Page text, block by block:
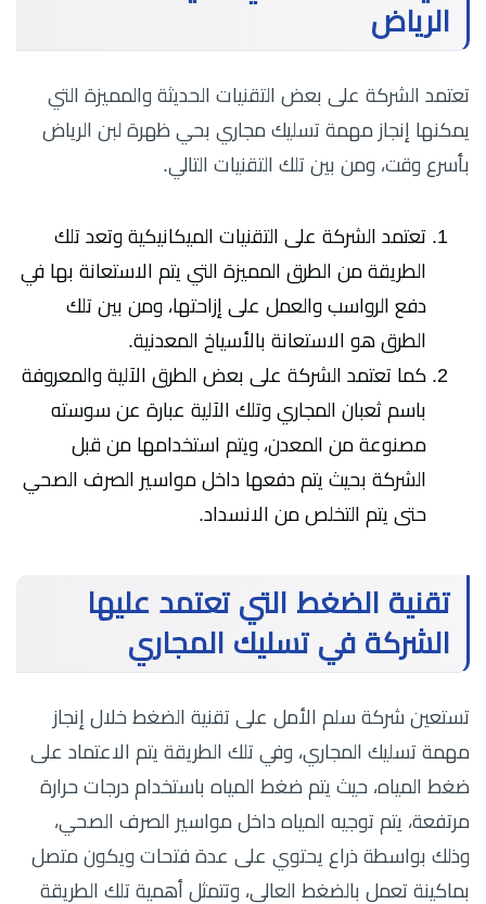
الرياض
تعتمد الشركة على بعض التقنيات الحديثة والمميزة التي
يمكنها إنجاز مهمة تسليك مجاري بحي ظهرة لبن الرياض
بأسرع وقت، ومن بين تلك التقنيات التالي.
تعتمد الشركة على التقنيات الميكانيكية وتعد تلك
الطريقة من الطرق المميزة التي يتم الاستعانة بها في
دفع الرواسب والعمل على إزاحتها، ومن بين تلك
الطرق هو الاستعانة بالأسياخ المعدنية.
كما تعتمد الشركة على بعض الطرق الآلية والمعروفة
باسم ثعبان المجاري وتلك الآلية عبارة عن سوسته
مصنوعة من المعدن، ويتم استخدامها من قبل
الشركة بحيث يتم دفعها داخل مواسير الصرف الصحي
حتى يتم التخلص من الانسداد.
تقنية الضغط التي تعتمد عليها
الشركة في تسليك المجاري
تستعين شركة سلم الأمل على تقنية الضغط خلال إنجاز
مهمة تسليك المجاري، وفي تلك الطريقة يتم الاعتماد على
ضغط المياه، حيث يتم ضغط المياه باستخدام درجات حرارة
مرتفعة، يتم توجيه المياه داخل مواسير الصرف الصحي،
وذلك بواسطة ذراع يحتوي على عدة فتحات ويكون متصل
بماكينة تعمل بالضغط العالي، وتتمثل أهمية تلك الطريقة